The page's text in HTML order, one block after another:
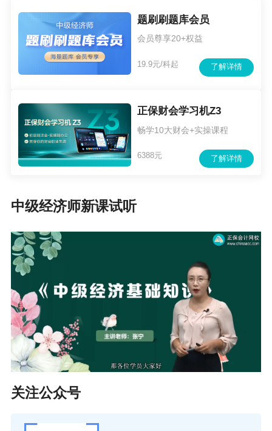
题刷刷题库会员
会员尊享20+权益
了解详情
19.9元/科起
正保财会学习机Z3
畅学10大财会+实操课程
了解详情
6388元
中级经济师新课试听
关注公众号